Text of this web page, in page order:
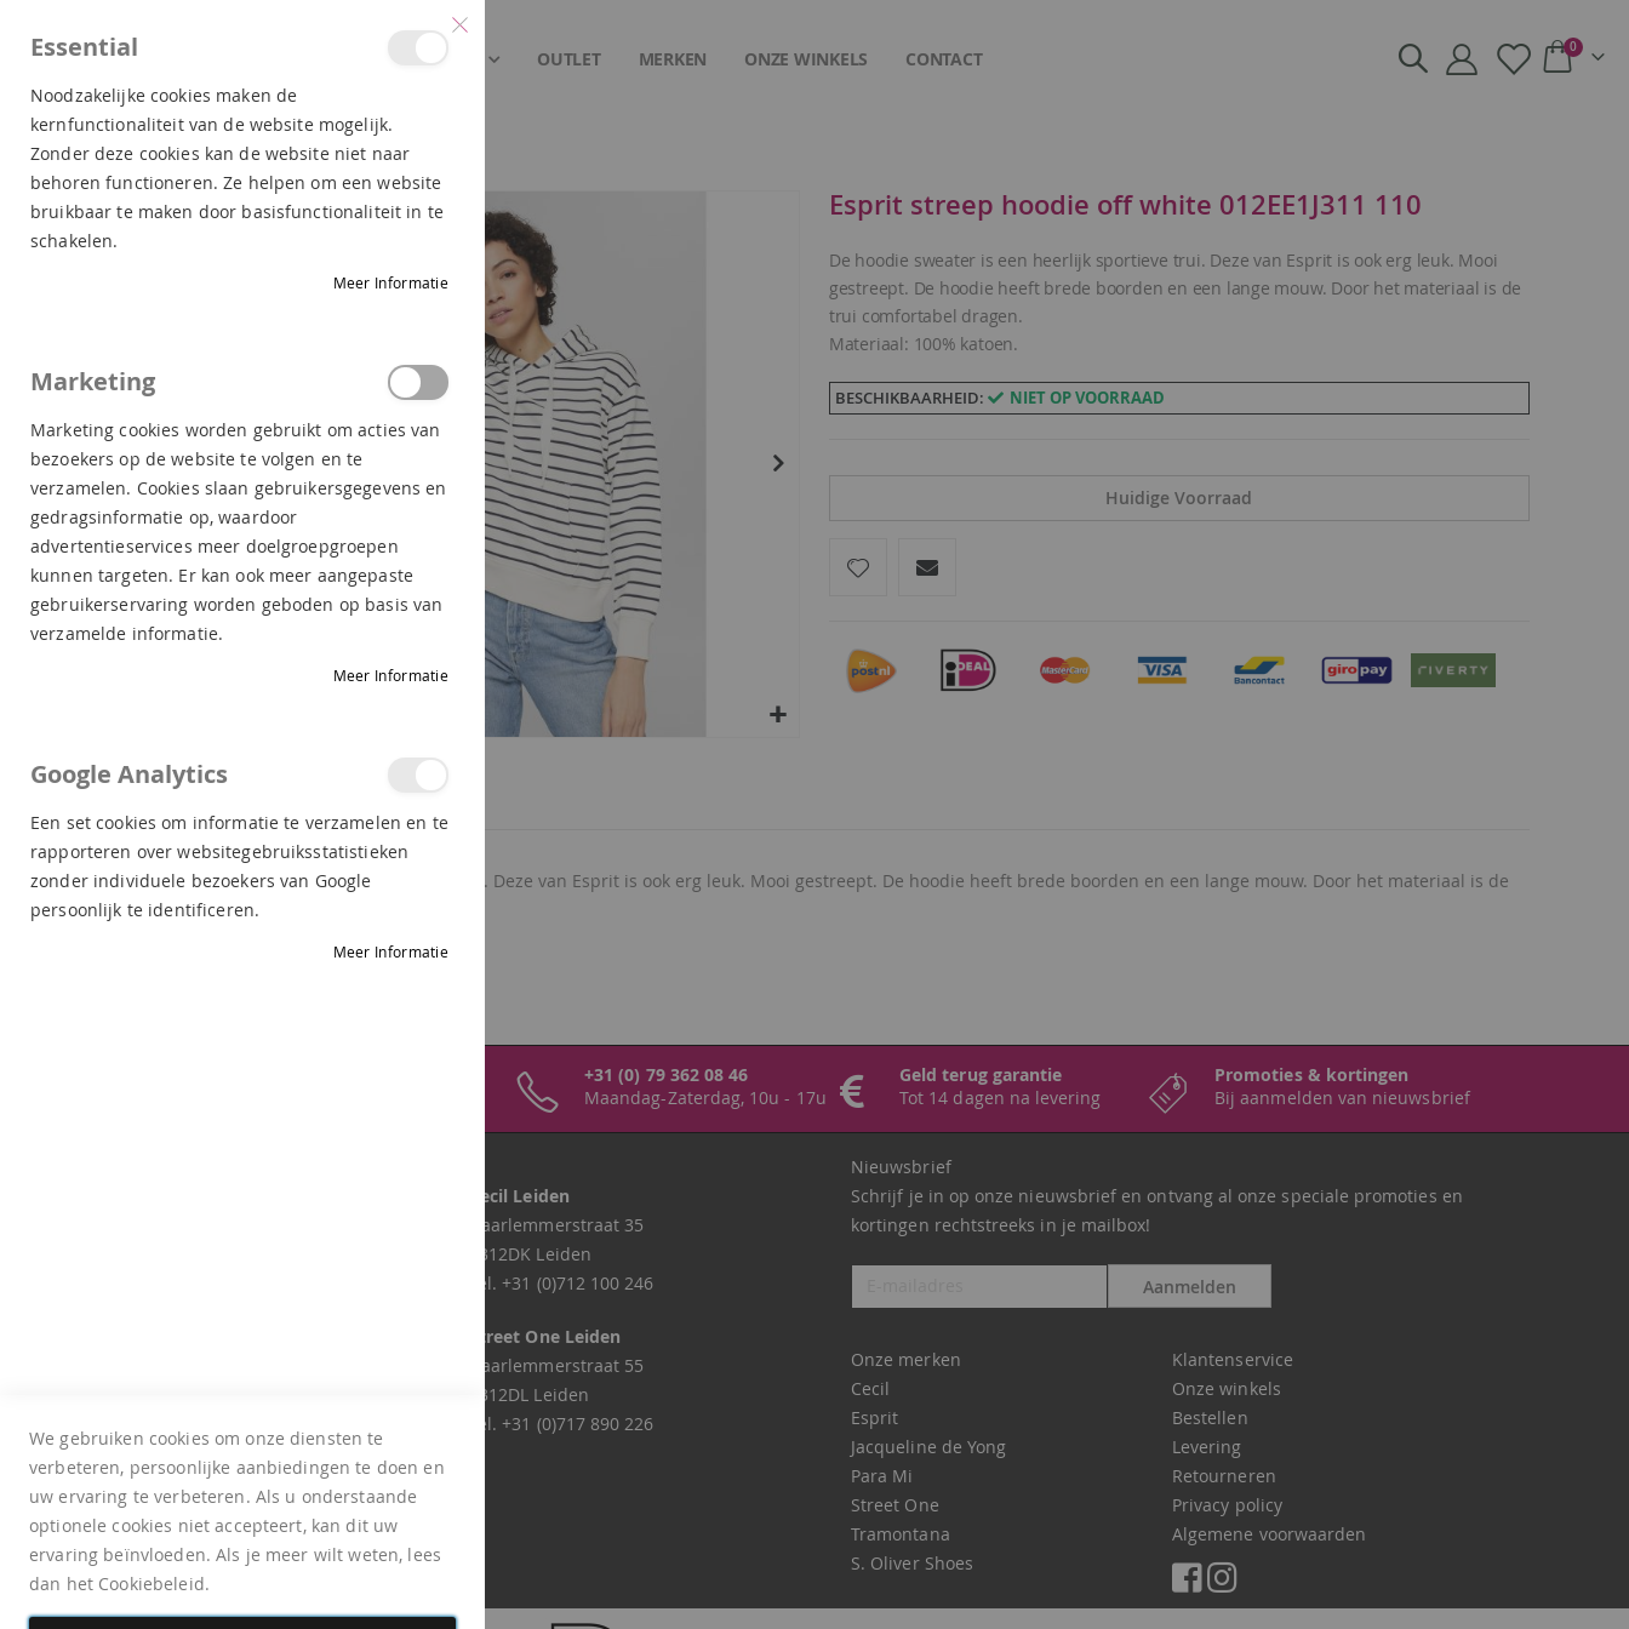
OUTLET MERKEN ONZE WINKELS CONTACT
0
ESPRIT STREEP HOODIE OFF WHITE 012EE1J311 110
Ga
afbeeldingen-
naar
afbeeldingen-
Esprit streep hoodie off white 012EE1J311 110
De hoodie sweater is een heerlijk sportieve trui. Deze van Esprit is ook erg leuk. Mooi
gestreept. De hoodie heeft brede boorden en een lange mouw. Door het materiaal is de
trui comfortabel dragen.
Materiaal: 100% katoen.
BESCHIKBAARHEID: NIET OP VOORRAAD
Huidige Voorraad
De hoodie sweater is een heerlijk sportieve trui. Deze van Esprit is ook erg leuk. Mooi gestreept. De hoodie heeft brede boorden en een lange mouw. Door het materiaal is de
trui comfortabel dragen.
+31 (0) 79 362 08 46
Maandag-Zaterdag, 10u - 17u
Geld terug garantie
Tot 14 dagen na levering
Promoties & kortingen
Bij aanmelden van nieuwsbrief
Cecil Leiden
Haarlemmerstraat 35
2312DK Leiden
Tel. +31 (0)712 100 246
Street One Leiden
Haarlemmerstraat 55
2312DL Leiden
Tel. +31 (0)717 890 226
Retour aanmelden
Nieuwsbrief
Schrijf je in op onze nieuwsbrief en ontvang al onze speciale promoties en
kortingen rechtstreeks in je mailbox!
Aanmelden
Onze merken
Cecil
Esprit
Jacqueline de Yong
Para Mi
Street One
Tramontana
S. Oliver Shoes
Klantenservice
Onze winkels
Bestellen
Levering
Retourneren
Privacy policy
Algemene voorwaarden
Essential
Noodzakelijke cookies maken de
kernfunctionaliteit van de website mogelijk.
Zonder deze cookies kan de website niet naar
behoren functioneren. Ze helpen om een website
bruikbaar te maken door basisfunctionaliteit in te
schakelen.
Meer Informatie
Marketing
Marketing cookies worden gebruikt om acties van
bezoekers op de website te volgen en te
verzamelen. Cookies slaan gebruikersgegevens en
gedragsinformatie op, waardoor
advertentieservices meer doelgroepgroepen
kunnen targeten. Er kan ook meer aangepaste
gebruikerservaring worden geboden op basis van
verzamelde informatie.
Meer Informatie
Google Analytics
Een set cookies om informatie te verzamelen en te
rapporteren over websitegebruiksstatistieken
zonder individuele bezoekers van Google
persoonlijk te identificeren.
Meer Informatie
We gebruiken cookies om onze diensten te
verbeteren, persoonlijke aanbiedingen te doen en
uw ervaring te verbeteren. Als u onderstaande
optionele cookies niet accepteert, kan dit uw
ervaring beïnvloeden. Als je meer wilt weten, lees
dan het Cookiebeleid.